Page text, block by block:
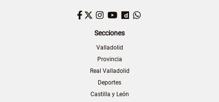
Facebook
TwitterInstagram
YouTubeDailymotion
Secciones
Valladolid
Provincia
Real Valladolid
Deportes
Castilla y León